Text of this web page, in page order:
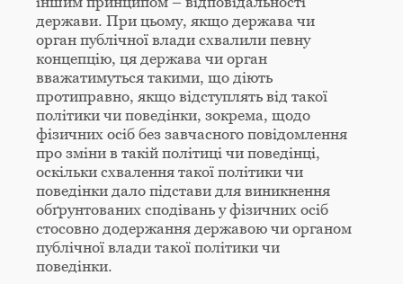
держави. При цьому, якщо держава чи
орган публічної влади схвалили певну
концепцію, ця держава чи орган
вважатимуться такими, що діють
протиправно, якщо відступлять від такої
політики чи поведінки, зокрема, щодо
фізичних осіб без завчасного повідомлення
про зміни в такій політиці чи поведінці,
оскільки схвалення такої політики чи
поведінки дало підстави для виникнення
обґрунтованих сподівань у фізичних осіб
стосовно додержання державою чи органом
публічної влади такої політики чи
поведінки.